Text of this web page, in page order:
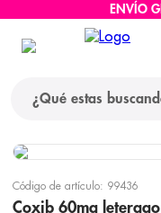
ENVÍO
Código de artículo: 99436
Coxib 60mg
términos más
1. protector solar